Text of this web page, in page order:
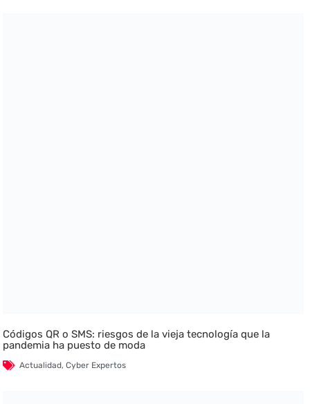
Códigos QR o SMS: riesgos de la vieja tecnología que la
pandemia ha puesto de moda
Actualidad,Cyber Expertos